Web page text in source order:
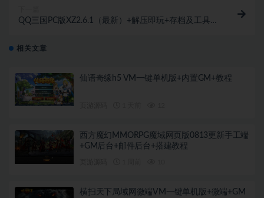
QQ三国PC版XZ2.6.1（最新）+解压即玩+存档及工具
相关文章
仙语奇缘h5 VM一键单机版+内置GM+教程
西方魔幻MMORPG魔域网页版0813更新手工端
+GM后台+邮件后台+搭建教程
横扫天下局域网微端VM一键单机版+微端+GM